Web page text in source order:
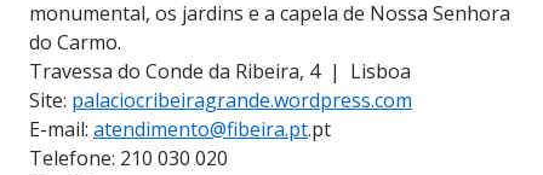
monumental, os jardins e a capela de Nossa Senhora
do Carmo.
Travessa do Conde da Ribeira, 4 | Lisboa
Site: palaciocribeiragrande.wordpress.com
E-mail: atendimento@fibeira.pt.pt
Telefone: 210 030 020